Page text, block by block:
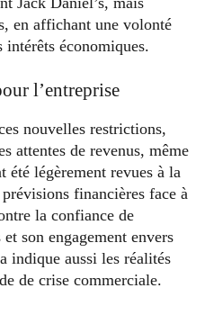
en affichant une volonté
intérêts économiques.
l’entreprise
nouvelles restrictions,
attentes de revenus, même
été légèrement revues à la
financières face à
la confiance de
son engagement envers
indique aussi les réalités
de crise commerciale.